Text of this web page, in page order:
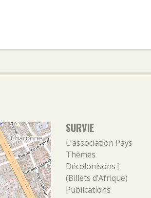
SURVIE
L'association Pays
Thèmes
Décolonisons !
(Billets d’Afrique)
Publications